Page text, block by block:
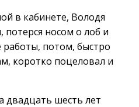
в кабинете, Володя
носом о лоб и
работы, потом, быстро
коротко поцеловал и
шесть лет